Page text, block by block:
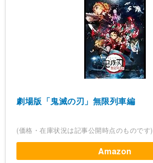
劇場版「鬼滅の刃」無限列車編
(価格・在庫状況は記事公開時点のものです)
Amazon